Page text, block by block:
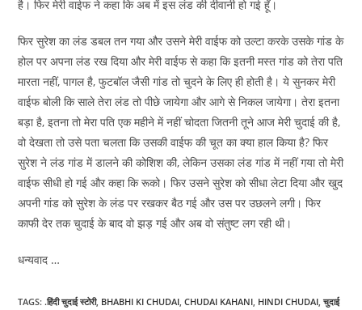
है। फिर मेरी वाईफ ने कहा कि अब में इस लंड की दीवानी हो गई हूँ।
फिर सुरेश का लंड डबल तन गया और उसने मेरी वाईफ को उल्टा करके उसके गांड के
होल पर अपना लंड रख दिया और मेरी वाईफ से कहा कि इतनी मस्त गांड को तेरा पति
मारता नहीं, पागल है, फुटबॉल जैसी गांड तो चुदने के लिए ही होती है। ये सुनकर मेरी
वाईफ बोली कि साले तेरा लंड तो पीछे जायेगा और आगे से निकल जायेगा। तेरा इतना
बड़ा है, इतना तो मेरा पति एक महीने में नहीं चोदता जितनी तूने आज मेरी चुदाई की है,
वो देखता तो उसे पता चलता कि उसकी वाईफ की चूत का क्या हाल किया है? फिर
सुरेश ने लंड गांड में डालने की कोशिश की, लेकिन उसका लंड गांड में नहीं गया तो मेरी
वाईफ सीधी हो गई और कहा कि रूको। फिर उसने सुरेश को सीधा लेटा दिया और खुद
अपनी गांड को सुरेश के लंड पर रखकर बैठ गई और उस पर उछलने लगी। फिर
काफी देर तक चुदाई के बाद वो झड़ गई और अब वो संतुष्ट लग रही थी।
धन्यवाद …
TAGS:.हिंदी चुदाई स्टोरी, BHABHI KI CHUDAI, CHUDAI KAHANI, HINDI CHUDAI, चुदाई